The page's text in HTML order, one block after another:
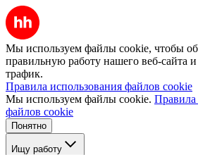
Мы используем файлы cookie, чтобы
правильную работу нашего веб-сайта и
трафик.
Правила использования файлов cookie
Мы используем файлы cookie. Правила
файлов cookie
Понятно
Ищу работу